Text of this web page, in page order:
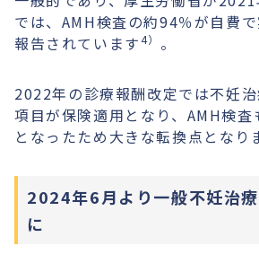
では、AMH検査の約94％が自費
報告されています4） 。
2022年の診療報酬改定では不妊
項目が保険適用となり、AMH検査
となったため大きな転換点となり
2024年6月より一般不妊治
に